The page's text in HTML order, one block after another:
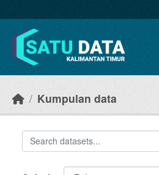
Kumpulan data